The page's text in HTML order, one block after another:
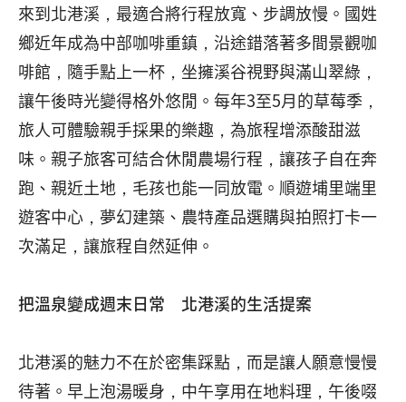
來到北港溪，最適合將行程放寬、步調放慢。國姓
鄉近年成為中部咖啡重鎮，沿途錯落著多間景觀咖
啡館，隨手點上一杯，坐擁溪谷視野與滿山翠綠，
讓午後時光變得格外悠閒。每年3至5月的草莓季，
旅人可體驗親手採果的樂趣，為旅程增添酸甜滋
味。親子旅客可結合休閒農場行程，讓孩子自在奔
跑、親近土地，毛孩也能一同放電。順遊埔里端里
遊客中心，夢幻建築、農特產品選購與拍照打卡一
次滿足，讓旅程自然延伸。
把溫泉變成週末日常 北港溪的生活提案
北港溪的魅力不在於密集踩點，而是讓人願意慢慢
待著。早上泡湯暖身，中午享用在地料理，午後啜